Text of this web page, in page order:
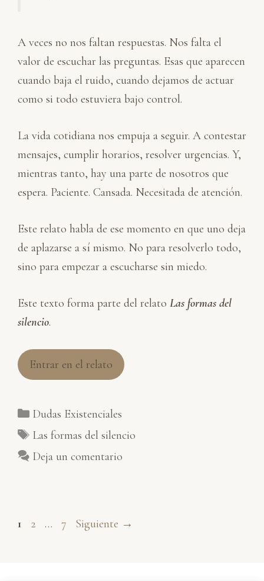
A veces no nos faltan respuestas. Nos falta el
valor de escuchar las preguntas. Esas que aparecen
cuando baja el ruido, cuando dejamos de actuar
como si todo estuviera bajo control.
La vida cotidiana nos empuja a seguir. A contestar
mensajes, cumplir horarios, resolver urgencias. Y,
mientras tanto, hay una parte de nosotros que
espera. Paciente. Cansada. Necesitada de atención.
Este relato habla de ese momento en que uno deja
de aplazarse a sí mismo. No para resolverlo todo,
sino para empezar a escucharse sin miedo.
Este texto forma parte del relato Las formas del
silencio.
Entrar en el relato
Categorías
Dudas Existenciales
Etiquetas
Las formas del silencio
Deja un comentario
Página
1 Página
2 … Página
7 Siguiente →